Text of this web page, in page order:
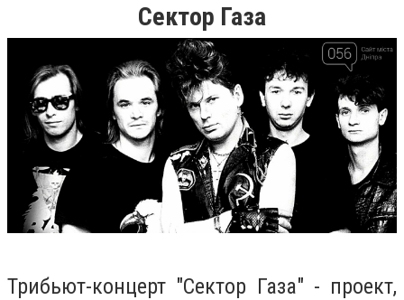
Сектор Газа
Трибьют-концерт "Сектор Газа" - проект,